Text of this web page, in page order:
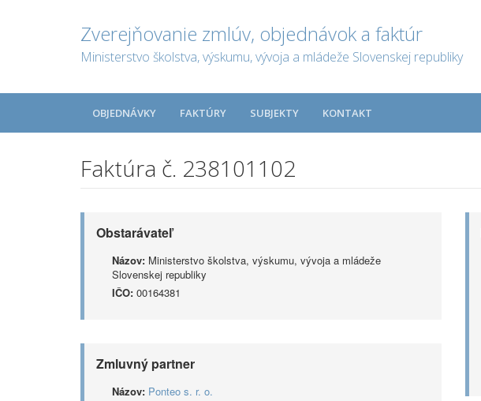
Zverejňovanie zmlúv, objednávok a faktúr
Ministerstvo školstva, výskumu, vývoja a mládeže Slovenskej republiky
OBJEDNÁVKY FAKTÚRY SUBJEKTY KONTAKT
Faktúra č. 238101102
Obstarávateľ
Názov: Ministerstvo školstva, výskumu, vývoja a mládeže
Slovenskej republiky
IČO: 00164381
Zmluvný partner
Názov: Ponteo s. r. o.